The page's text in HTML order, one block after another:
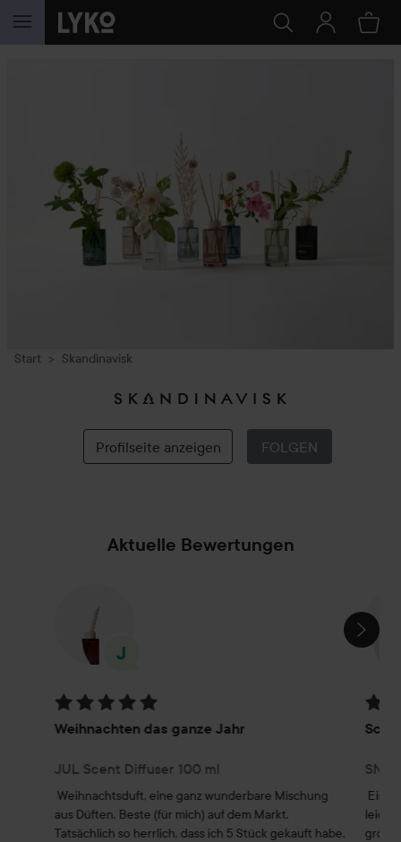
WEITER ZU INHALT
Start Skandinavisk
Skandinavisk
Profilseite anzeigen FOLGEN
Aktuelle Bewertungen
SEKTION ÜBERSPRINGEN
Bewertung: 5 von 5
Weihnachten das ganze Jahr
JUL Scent Diffuser 100 ml
Weihnachtsduft, eine ganz wunderbare Mischung
aus Düften. Beste (für mich) auf dem Markt.
Tatsächlich so herrlich, dass ich 5 Stück gekauft habe,
SNÖ
Ein